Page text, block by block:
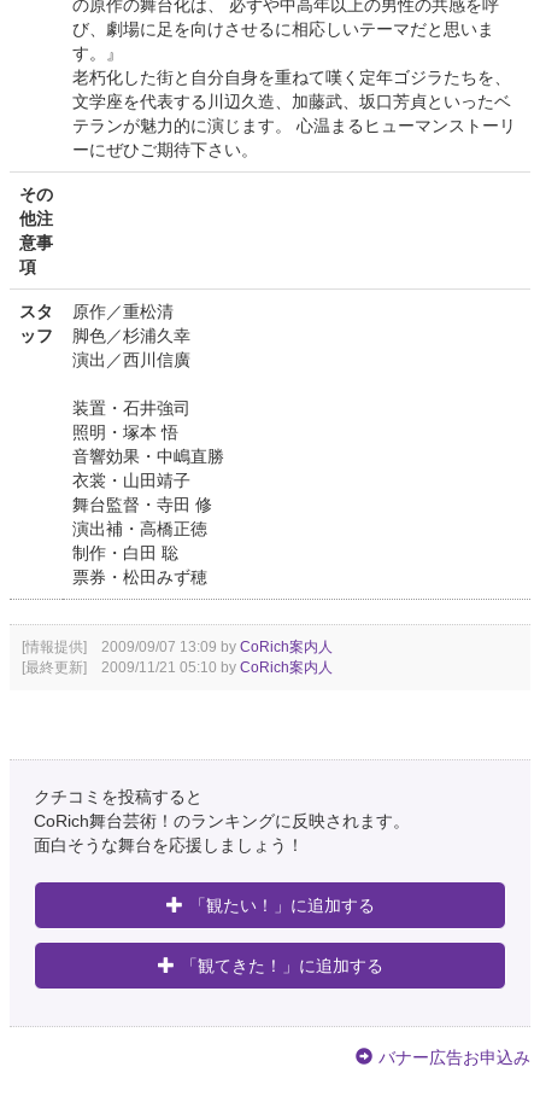
の原作の舞台化は、 必ずや中高年以上の男性の共感を呼
び、劇場に足を向けさせるに相応しいテーマだと思いま
す。』
老朽化した街と自分自身を重ねて嘆く定年ゴジラたちを、
文学座を代表する川辺久造、加藤武、坂口芳貞といったベ
テランが魅力的に演じます。 心温まるヒューマンストーリ
ーにぜひご期待下さい。
その
他注
意事
項
スタ
ッフ
原作／重松清
脚色／杉浦久幸
演出／西川信廣
装置・石井強司
照明・塚本 悟
音響効果・中嶋直勝
衣裳・山田靖子
舞台監督・寺田 修
演出補・高橋正徳
制作・白田 聡
票券・松田みず穂
[情報提供] 2009/09/07 13:09 by CoRich案内人
[最終更新] 2009/11/21 05:10 by CoRich案内人
クチコミを投稿すると
CoRich舞台芸術！のランキングに反映されます。
面白そうな舞台を応援しましょう！
「観たい！」に追加する
「観てきた！」に追加する
バナー広告お申込み